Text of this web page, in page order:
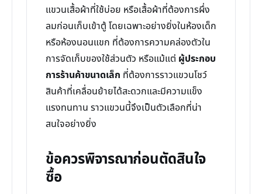
แขวนเสื้อผ้าที่ใช้บ่อย หรือเสื้อผ้าที่ต้องการผึ่ง
ลมก่อนเก็บเข้าตู้ โดยเฉพาะอย่างยิ่งในห้องเด็ก
หรือห้องนอนแขก ที่ต้องการความคล่องตัวใน
การจัดเก็บของใช้ส่วนตัว หรือแม้แต่ ผู้ประกอบ
การร้านค้าขนาดเล็ก ที่ต้องการราวแขวนโชว์
สินค้าที่เคลื่อนย้ายได้สะดวกและมีความแข็ง
แรงทนทาน ราวแขวนนี้จึงเป็นตัวเลือกที่น่า
สนใจอย่างยิ่ง
ข้อควรพิจารณาก่อนตัดสินใจ
ซื้อ